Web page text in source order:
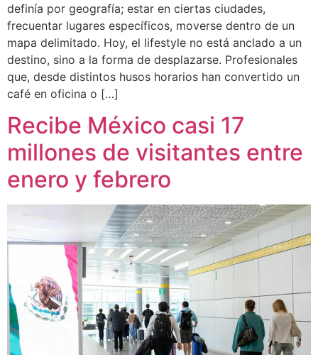
definía por geografía; estar en ciertas ciudades,
frecuentar lugares específicos, moverse dentro de un
mapa delimitado. Hoy, el lifestyle no está anclado a un
destino, sino a la forma de desplazarse. Profesionales
que, desde distintos husos horarios han convertido un
café en oficina o […]
Recibe México casi 17
millones de visitantes entre
enero y febrero